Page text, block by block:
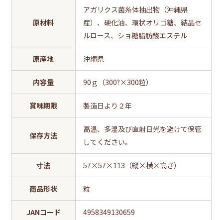
原材料
アガリクス菌糸体抽出物（沖縄県
産）、硬化油、環状オリゴ糖、結晶セ
ルロース、ショ糖脂肪酸エステル
原産地 沖縄県
内容量 90ｇ（300?×300粒）
賞味期限 製造日より２年
保存方法
高温、多湿及び直射日光を避けて保管
してください。
寸法 57×57×113（縦×横×高さ）
商品形状 粒
JANコード 4958349130659